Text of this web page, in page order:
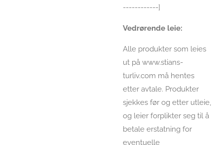
------------]
Vedrørende leie:
Alle produkter som leies
ut på www.stians-
turliv.com må hentes
etter avtale. Produkter
sjekkes før og etter utleie,
og leier forplikter seg til å
betale erstatning for
eventuelle